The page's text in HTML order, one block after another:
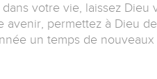
votre vie, laissez Dieu
permettez à Dieu
un temps de